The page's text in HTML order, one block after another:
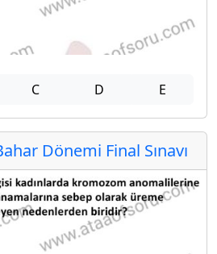
C D E
Dönemi Final Sınavı